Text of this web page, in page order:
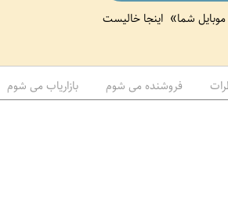
ف
ه
شما اینجا خالیست
فروشنده می شوم بازاریاب می شوم